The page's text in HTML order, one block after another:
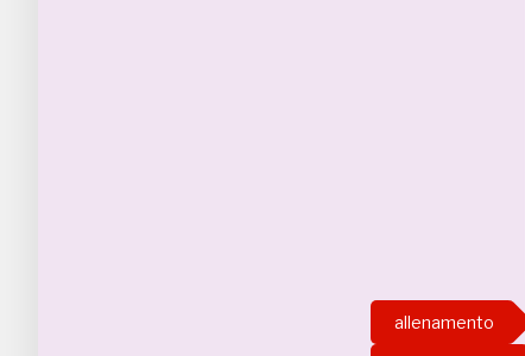
allenamento